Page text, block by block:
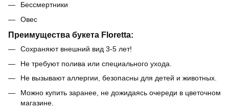
Бессмертники
Овес
Преимущества букета Floretta:
Сохраняют внешний вид 3-5 лет!
Не требуют полива или специального ухода.
Не вызывают аллергии, безопасны для детей и животных.
Можно купить заранее, не дожидаясь очереди в цветочном
магазине.